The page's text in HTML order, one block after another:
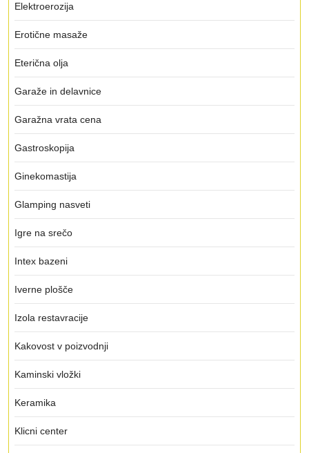
Elektroerozija
Erotične masaže
Eterična olja
Garaže in delavnice
Garažna vrata cena
Gastroskopija
Ginekomastija
Glamping nasveti
Igre na srečo
Intex bazeni
Iverne plošče
Izola restavracije
Kakovost v poizvodnji
Kaminski vložki
Keramika
Klicni center